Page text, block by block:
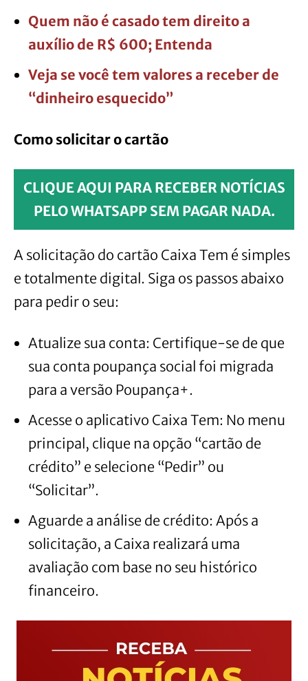
Quem não é casado tem direito a
auxílio de R$ 600; Entenda
Veja se você tem valores a receber de
“dinheiro esquecido”
Como solicitar o cartão
CLIQUE AQUI PARA RECEBER NOTÍCIAS
PELO WHATSAPP SEM PAGAR NADA.
A solicitação do cartão Caixa Tem é simples
e totalmente digital. Siga os passos abaixo
para pedir o seu:
Atualize sua conta: Certifique-se de que
sua conta poupança social foi migrada
para a versão Poupança+.
Acesse o aplicativo Caixa Tem: No menu
principal, clique na opção “cartão de
crédito” e selecione “Pedir” ou
“Solicitar”.
Aguarde a análise de crédito: Após a
solicitação, a Caixa realizará uma
avaliação com base no seu histórico
financeiro.